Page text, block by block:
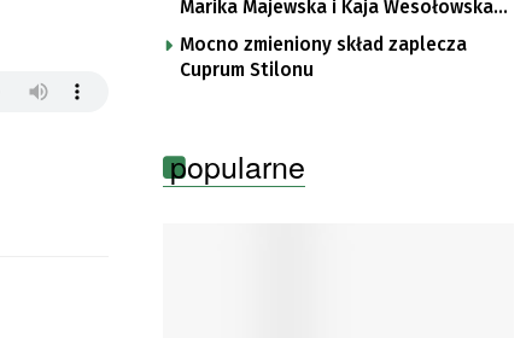
Marika Majewska i Kaja Wesołowska
o płotkarskiej codzienności
Mocno zmieniony skład zaplecza
Cuprum Stilonu
popularne